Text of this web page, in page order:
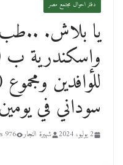
دفتر احوال مجتمع مصر
يا بلاش. ..طب
سوداني في
2 يوليو، 2024 شهيرة النجار 976 Views